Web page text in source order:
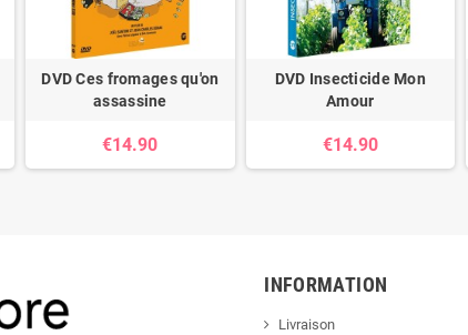
DVD Ces fromages qu'on
assassine
€14.90
DVD Insecticide Mon
Amour
€14.90
INFORMATION
Livraison